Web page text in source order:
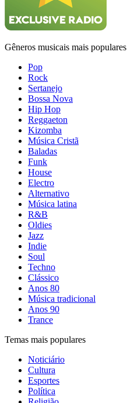
Gêneros musicais mais populares
Pop
Rock
Sertanejo
Bossa Nova
Hip Hop
Reggaeton
Kizomba
Música Cristã
Baladas
Funk
House
Electro
Alternativo
Música latina
R&B
Oldies
Jazz
Indie
Soul
Techno
Clássico
Anos 80
Música tradicional
Anos 90
Trance
Temas mais populares
Noticiário
Cultura
Esportes
Política